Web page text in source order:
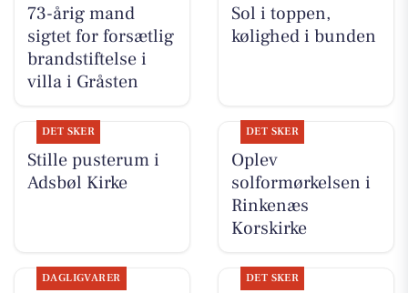
73-årig mand
sigtet for forsætlig
brandstiftelse i
villa i Gråsten
Sol i toppen,
kølighed i bunden
DET SKER
Stille pusterum i
Adsbøl Kirke
DET SKER
Oplev
solformørkelsen i
Rinkenæs
Korskirke
DAGLIGVARER DET SKER